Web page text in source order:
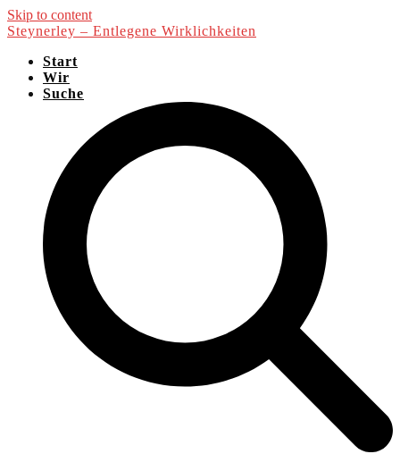
Skip to content
Steynerley – Entlegene Wirklichkeiten
Start
Wir
Suche